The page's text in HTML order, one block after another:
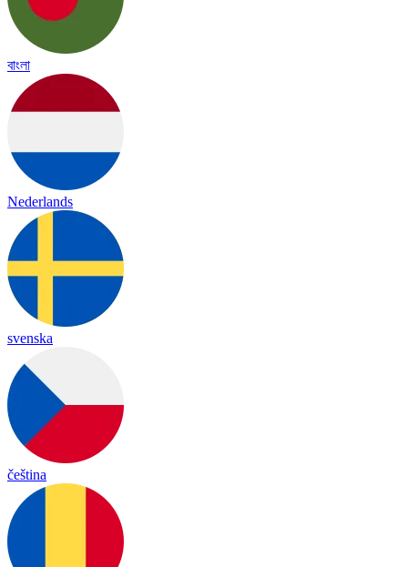
বাংলা
Nederlands
svenska
čeština